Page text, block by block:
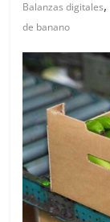
Balanzas digitales,
de banano